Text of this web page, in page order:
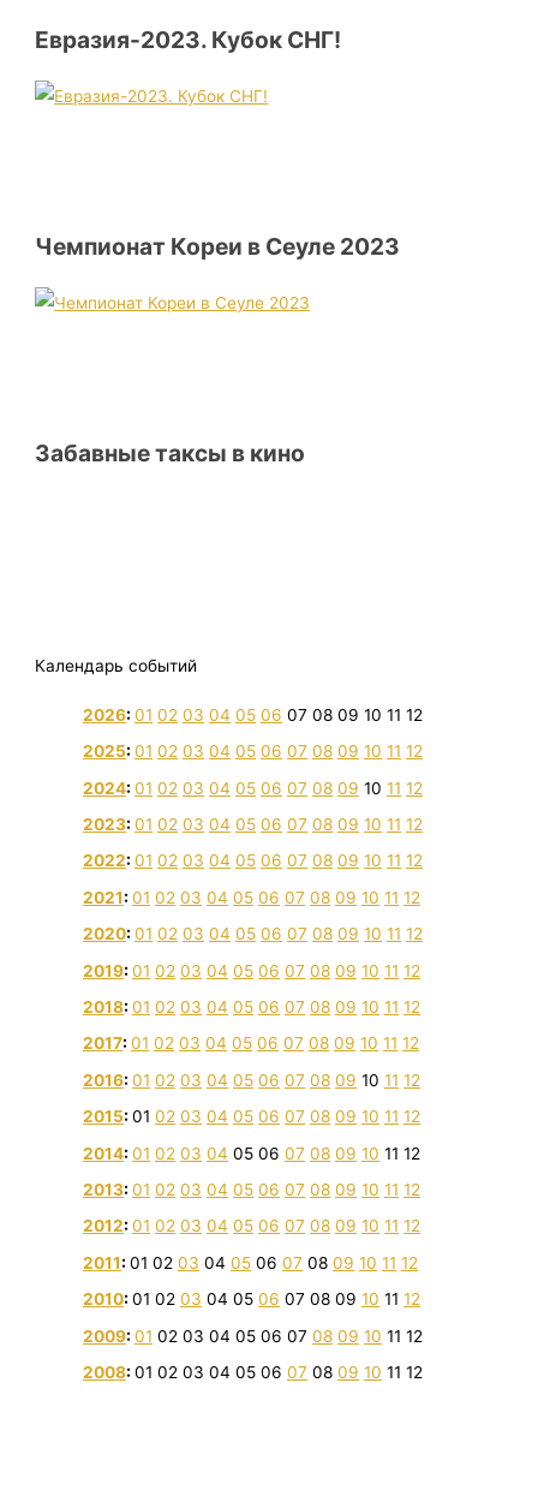
Евразия-2023. Кубок СНГ!
Чемпионат Кореи в Сеуле 2023
Забавные таксы в кино
Календарь событий
2026:01 02 03 04 05 06 07 08 09 10 11 12
2025:01 02 03 04 05 06 07 08 09 10 11 12
2024:01 02 03 04 05 06 07 08 09 10 11 12
2023:01 02 03 04 05 06 07 08 09 10 11 12
2022:01 02 03 04 05 06 07 08 09 10 11 12
2021:01 02 03 04 05 06 07 08 09 10 11 12
2020:01 02 03 04 05 06 07 08 09 10 11 12
2019:01 02 03 04 05 06 07 08 09 10 11 12
2018:01 02 03 04 05 06 07 08 09 10 11 12
2017:01 02 03 04 05 06 07 08 09 10 11 12
2016:01 02 03 04 05 06 07 08 09 10 11 12
2015:01 02 03 04 05 06 07 08 09 10 11 12
2014:01 02 03 04 05 06 07 08 09 10 11 12
2013:01 02 03 04 05 06 07 08 09 10 11 12
2012:01 02 03 04 05 06 07 08 09 10 11 12
2011:01 02 03 04 05 06 07 08 09 10 11 12
2010:01 02 03 04 05 06 07 08 09 10 11 12
2009:01 02 03 04 05 06 07 08 09 10 11 12
2008:01 02 03 04 05 06 07 08 09 10 11 12